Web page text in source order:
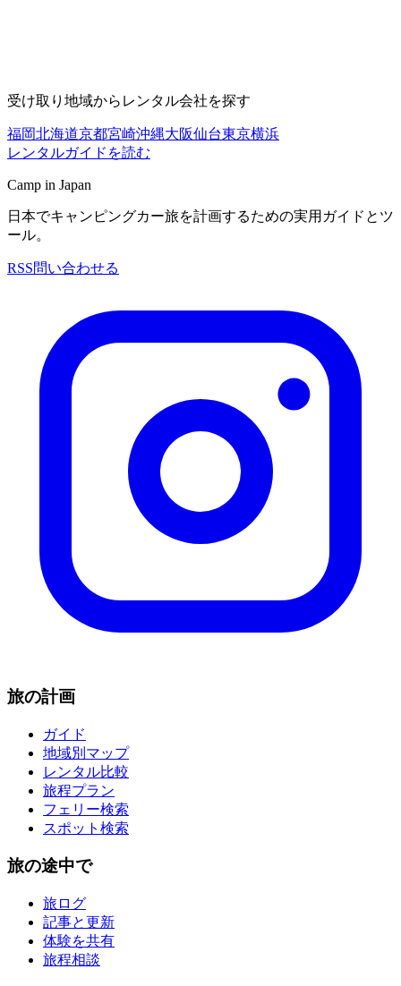
受け取り地域からレンタル会社を探す
福岡北海道京都宮崎沖縄大阪仙台東京横浜
レンタルガイドを読む
Camp in Japan
日本でキャンピングカー旅を計画するための実用ガイドとツ
ール。
RSS問い合わせる
旅の計画
ガイド
地域別マップ
レンタル比較
旅程プラン
フェリー検索
スポット検索
旅の途中で
旅ログ
記事と更新
体験を共有
旅程相談